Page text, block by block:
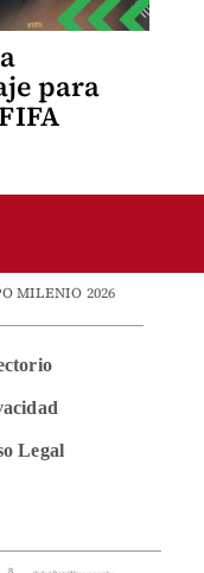
para
MILENIO 2026
Legal